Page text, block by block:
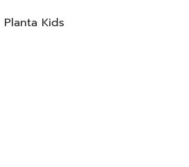
Planta Kids